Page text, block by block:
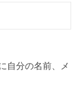
自分の名前、メ